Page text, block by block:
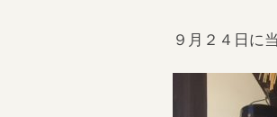
９月２４日に